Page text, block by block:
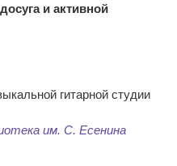
и активной
гитарной студии
им. С. Есенина